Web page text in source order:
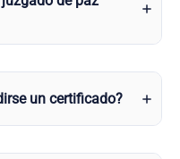
un certificado?